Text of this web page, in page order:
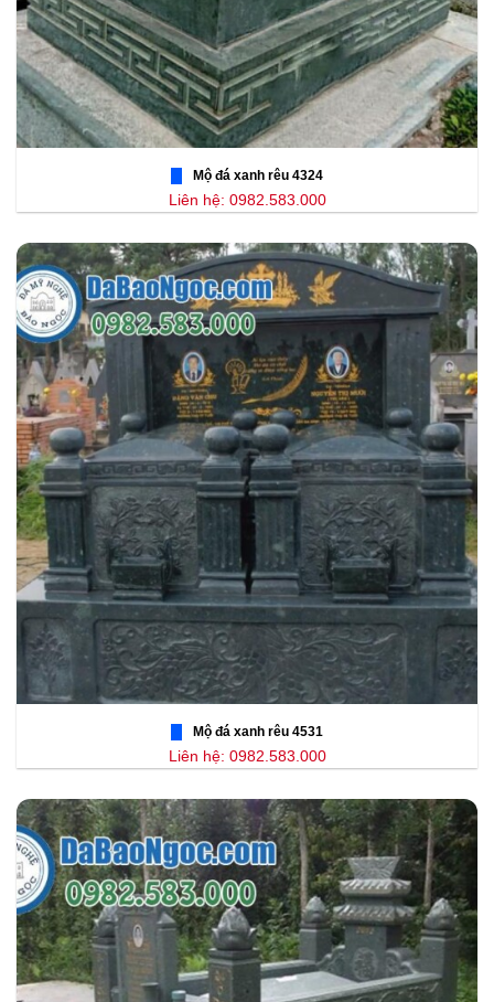
Mộ đá xanh rêu 4324
Liên hệ: 0982.583.000
Mộ đá xanh rêu 4531
Liên hệ: 0982.583.000